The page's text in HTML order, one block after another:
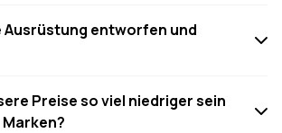
Ausrüstung entworfen und
Preise so viel niedriger sein